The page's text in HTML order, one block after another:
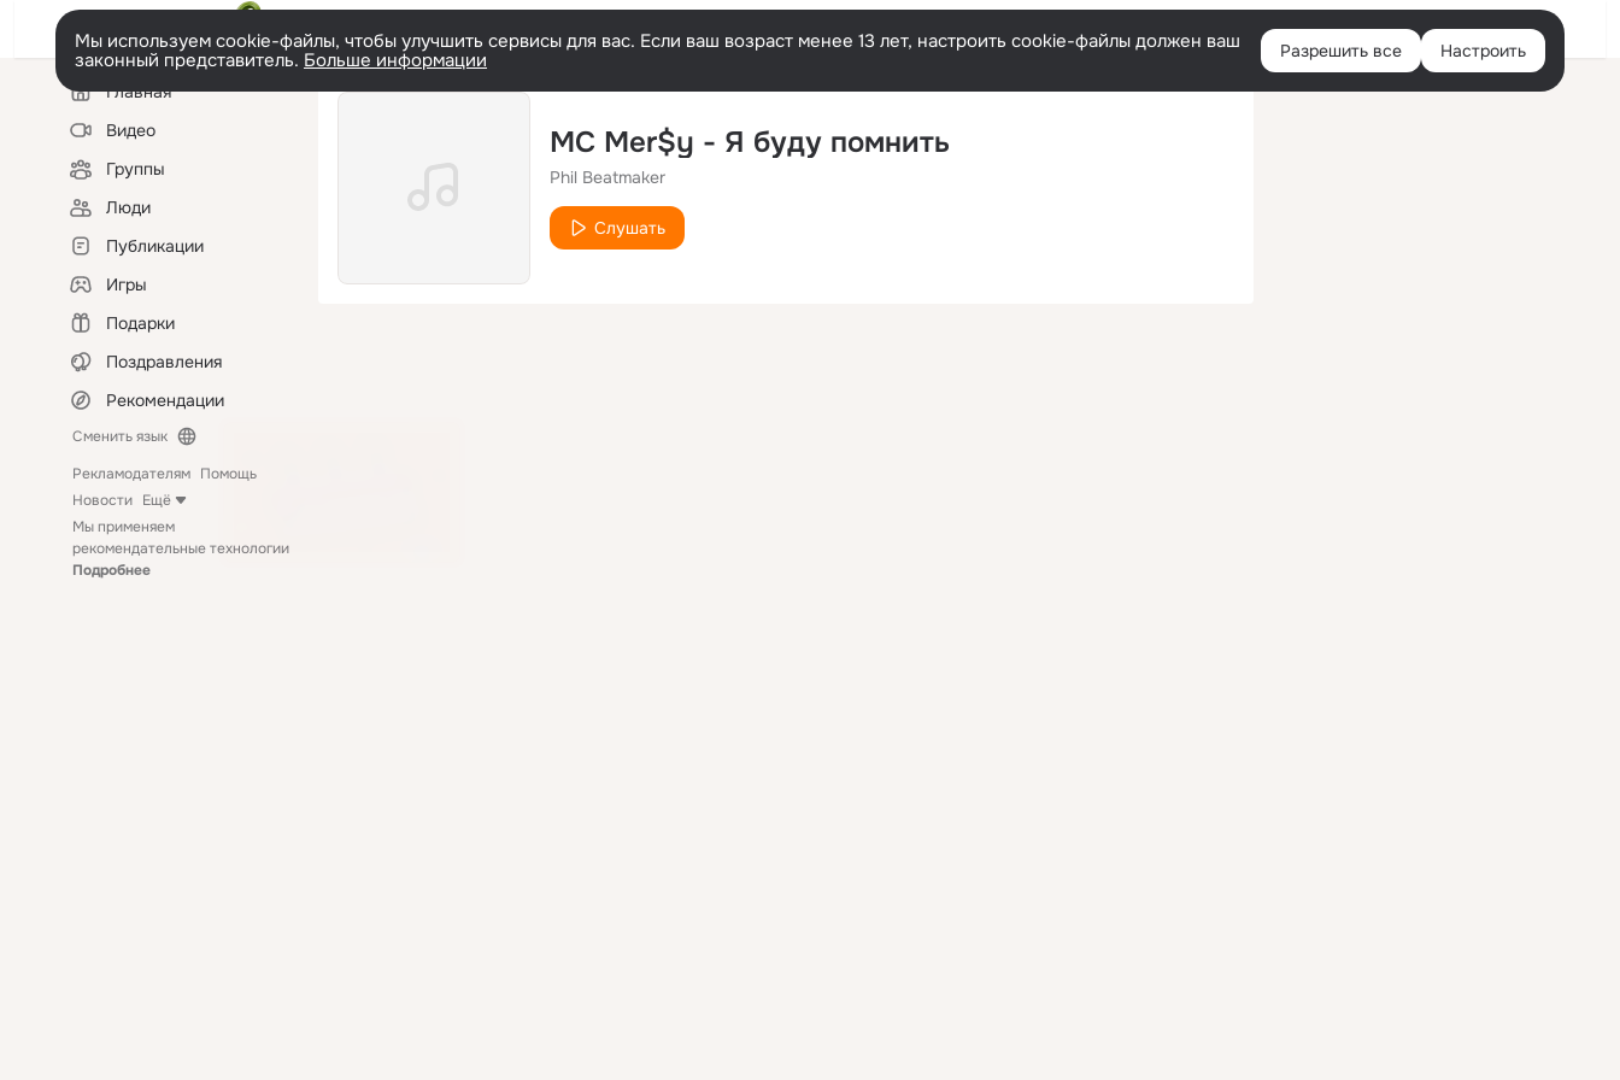
Войти
Мы используем cookie-файлы, чтобы улучшить сервисы для вас. Если ваш возраст менее 13 лет, настроить cookie-файлы должен ваш
законный представитель. Больше информации Разрешить все Настроить
Левая
колонкаГлавная
Видео
Группы
Люди
Публикации
Игры
Подарки
Поздравления
Рекомендации
Сменить язык
Рекламодателям Помощь
Новости Ещё
Мы применяем
рекомендательные технологии
Подробнее
MC Mer$y - Я буду помнить
Phil Beatmaker
Слушать